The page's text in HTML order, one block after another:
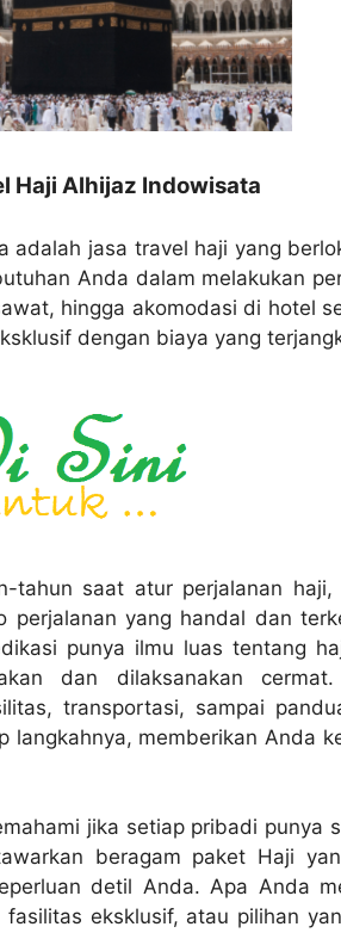
Haji Alhijaz Indowisata
adalah jasa travel haji yang
Anda dalam melakukan
hingga akomodasi di hotel
dengan biaya yang
tahun saat atur perjalanan
perjalanan yang handal dan
punya ilmu luas tentang
dan dilaksanakan
transportasi, sampai
langkahnya, memberikan Anda
jika setiap pribadi punya
beragam paket Haji
detil Anda. Apa Anda
eksklusif, atau pilihan